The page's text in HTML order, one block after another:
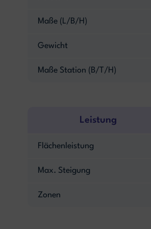
Maße (L/B/H)
Gewicht
Maße Station (B/T/H)
Leistung
Flächenleistung
Max. Steigung
Zonen